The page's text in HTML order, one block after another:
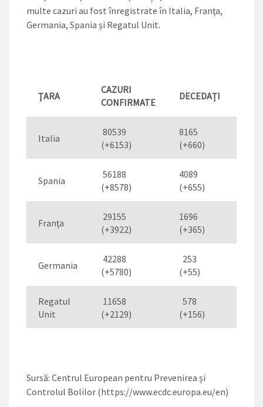
multe cazuri au fost înregistrate în Italia, Franţa,
Germania, Spania și Regatul Unit.
ŢARA
CAZURI
CONFIRMATE
DECEDAȚI
Italia
80539
(+6153)
8165
(+660)
Spania
56188
(+8578)
4089
(+655)
Franţa
29155
(+3922)
1696
(+365)
Germania
42288
(+5780)
253
(+55)
Regatul
Unit
11658
(+2129)
578
(+156)
Sursă: Centrul European pentru Prevenirea și
Controlul Bolilor (https://www.ecdc.europa.eu/en)